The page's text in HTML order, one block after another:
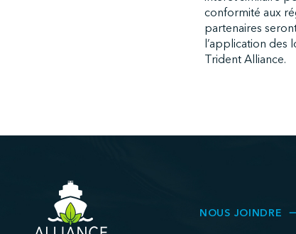
conformité aux
partenaires
l’application des
Trident Alliance.
NOUS JOINDRE